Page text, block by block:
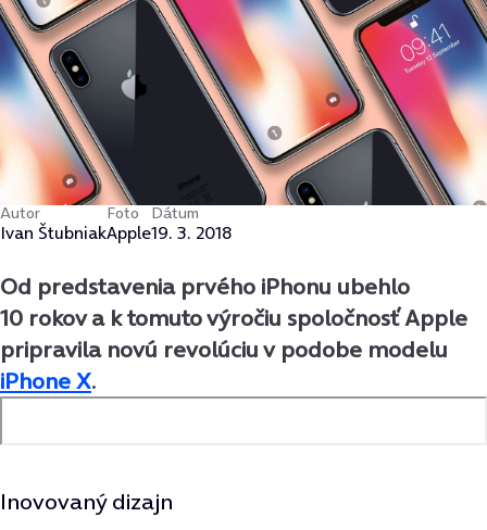
Autor
Ivan Štubniak
Foto
Apple
Dátum
19. 3. 2018
Od predstavenia prvého iPhonu ubehlo
10 rokov a k tomuto výročiu spoločnosť Apple
pripravila novú revolúciu v podobe modelu
iPhone X.
Inovovaný dizajn